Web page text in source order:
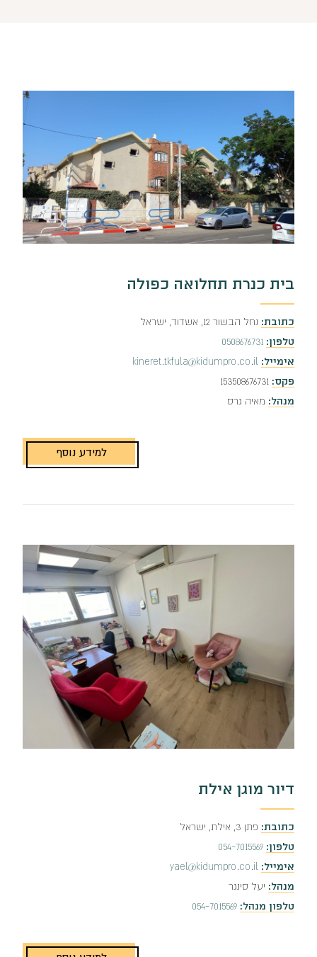
בית כנרת תחלואה כפולה
כתובת: נחל הבשור 12, אשדוד, ישראל
טלפון: 0508676731
אימייל: kineret.tkfula@kidumpro.co.il
פקס:
מנהל: מאיה גרס
למידע נוסף
דיור מוגן אילת
כתובת: פתן 3, אילת, ישראל
טלפון: 054-7015569
אימייל: yael@kidumpro.co.il
מנהל: יעל סינגר
טלפון מנהל: 054-7015569